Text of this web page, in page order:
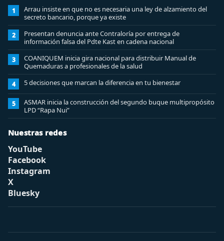
1
Arrau insiste en que no es necesaria una ley de alzamiento del
secreto bancario, porque ya existe
2
Presentan denuncia ante Contraloría por entrega de
información falsa del Pdte Kast en cadena nacional
3
COANIQUEM inicia gira nacional para distribuir Manual de
Quemaduras a profesionales de la salud
4 5 decisiones que marcan la diferencia en tu bienestar
5
ASMAR inicia la construcción del segundo buque multipropósito
LPD “Rapa Nui”
Nuestras redes
YouTube
Facebook
Instagram
X
Bluesky